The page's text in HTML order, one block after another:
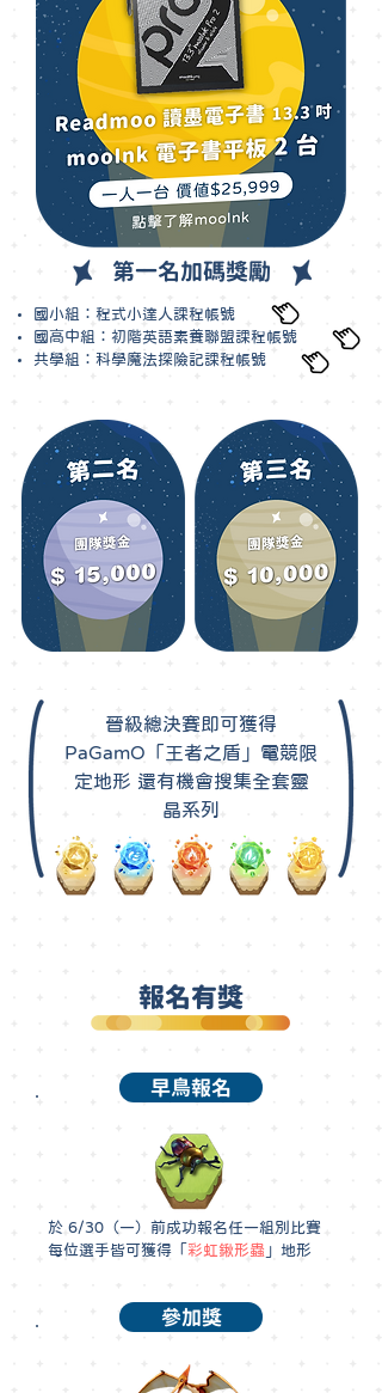
第一名加碼獎勵
國小組： 程式小達人課程帳號
國高中組： 初階英語素養聯盟課程帳號
共學組： 科學魔法探險記課程帳號
晉級總決賽即可獲得
PaGamO「王者之盾」電競限
定地形 還有機會搜集全套靈
晶系列
報名有獎
早鳥報名
於 6/30（一）前成功報名任一組別比賽
每位選手皆可獲得「 彩虹鍬形蟲 」地形
參加獎